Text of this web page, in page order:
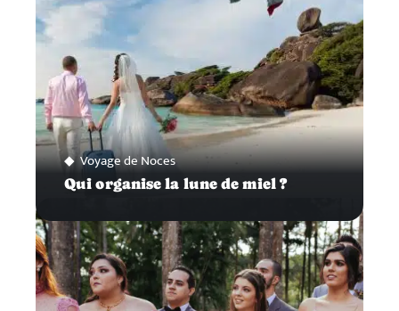
Voyage de Noces
Qui organise la lune de miel ?